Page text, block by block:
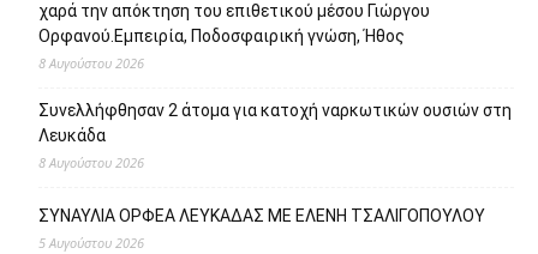
χαρά την απόκτηση του επιθετικού μέσου Γιώργου
Ορφανού.Εμπειρία, Ποδοσφαιρική γνώση, Ήθος
8 Αυγούστου 2026
Συνελλήφθησαν 2 άτομα για κατοχή ναρκωτικών ουσιών στη
Λευκάδα
8 Αυγούστου 2026
ΣΥΝΑΥΛΙΑ ΟΡΦΕΑ ΛΕΥΚΑΔΑΣ ΜΕ ΕΛΕΝΗ ΤΣΑΛΙΓΟΠΟΥΛΟΥ
5 Αυγούστου 2026